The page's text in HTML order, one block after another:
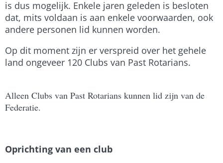
is dus mogelijk. Enkele jaren geleden is besloten
dat, mits voldaan is aan enkele voorwaarden, ook
andere personen lid kunnen worden.
Op dit moment zijn er verspreid over het gehele
land ongeveer 120 Clubs van Past Rotarians.
Alleen Clubs van Past Rotarians kunnen lid zijn van de
Federatie.
Oprichting van een club